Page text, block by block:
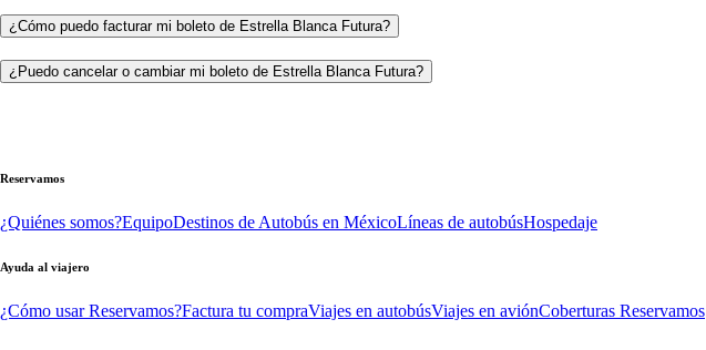
¿Cómo puedo facturar mi boleto de Estrella Blanca Futura?
¿Puedo cancelar o cambiar mi boleto de Estrella Blanca Futura?
Reservamos
¿Quiénes somos?EquipoDestinos de Autobús en MéxicoLíneas de autobúsHospedaje
Ayuda al viajero
¿Cómo usar Reservamos?Factura tu compraViajes en autobúsViajes en aviónCoberturas Reservamos